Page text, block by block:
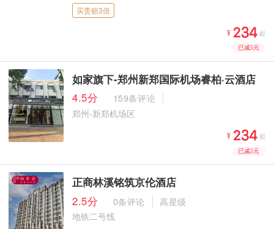
买贵赔3倍
¥  起
已减5元
如家旗下-郑州新郑国际机场睿柏·云酒店
4.5分
159条评论
郑州-新郑机场区
¥  起
已减5元
正商林溪铭筑京伦酒店
2.5分
0条评论
高星级
地铁二号线